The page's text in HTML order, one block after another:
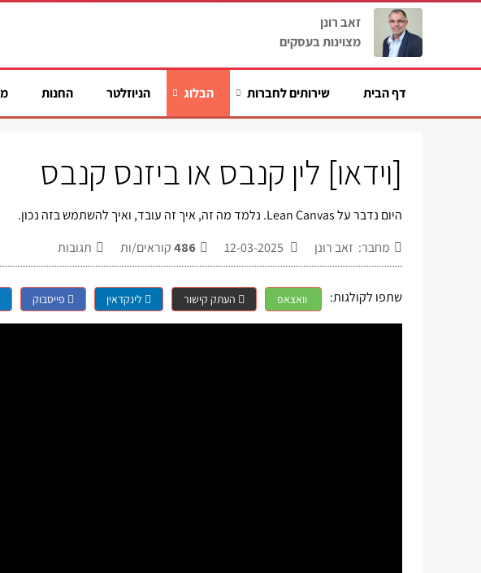
זאב רונן
מצוינות בעסקים
דף הבית שירותים לחברות הבלוג הניוזלטר החנות
[וידאו] לין קנבס או ביזנס קנבס
היום נדבר על Lean Canvas. נלמד מה זה, איך זה עובד, ואיך להשתמש בזה נכון.
מחבר: זאב רונן
486קוראים/ות תגובות
שתפו לקולגות: וואצאפ העתק קישור לינקדאין פייסבוק